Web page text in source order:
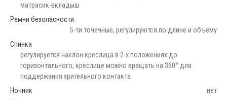
матрасик-вкладыш
Ремни безопасности
5-ти точечные, регулируются по длине и объёму
Спинка
регулируется наклон креслица в 2-х положениях до
горизонтального, креслице можно вращать на 360° для
поддержания зрительного контакта
Ночник
нет